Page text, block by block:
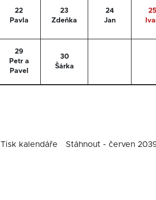
22
Pavla
23
Zdeňka
24
Jan
25
29
Petr a
Pavel
30
Šárka
Tisk kalendáře Stáhnout - červen